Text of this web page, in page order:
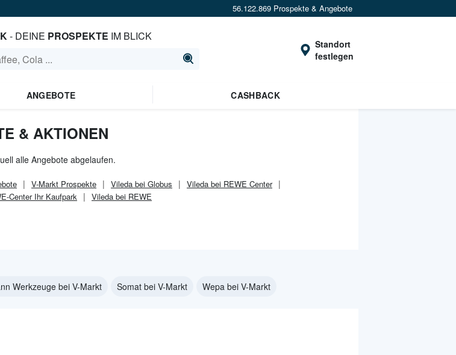
56.122.869 Prospekte & Angebote
- DEINE PROSPEKTE IM BLICK
Standort
festlegen
ANGEBOTE CASHBACK
& AKTIONEN
alle Angebote abgelaufen.
V-Markt Prospekte Vileda bei Globus
Vileda bei REWE Center
Center Ihr Kaufpark Vileda bei REWE
Werkzeuge bei V-Markt Somat bei V-Markt Wepa bei V-Markt